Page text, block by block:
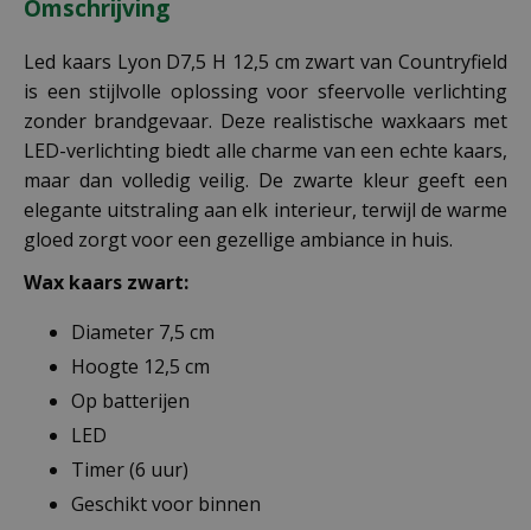
Omschrijving
Led kaars Lyon D7,5 H 12,5 cm zwart van Countryfield
is een stijlvolle oplossing voor sfeervolle verlichting
zonder brandgevaar. Deze realistische waxkaars met
LED-verlichting biedt alle charme van een echte kaars,
maar dan volledig veilig. De zwarte kleur geeft een
elegante uitstraling aan elk interieur, terwijl de warme
gloed zorgt voor een gezellige ambiance in huis.
Wax kaars zwart:
Diameter 7,5 cm
Hoogte 12,5 cm
Op batterijen
LED
Timer (6 uur)
Geschikt voor binnen